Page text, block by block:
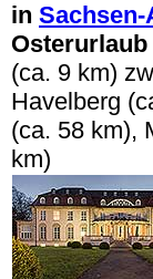
in
Osterurlaub
(ca. 9 km)
Havelberg
(ca. 58 km),
km)